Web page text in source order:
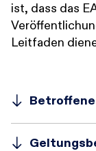
ist, dass das
Leitfaden
Betroffene